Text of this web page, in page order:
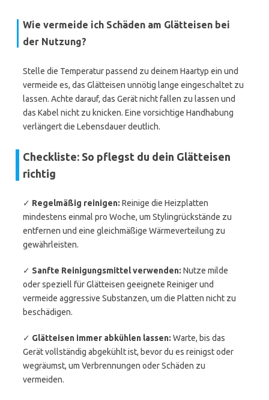
Wie vermeide ich Schäden am Glätteisen bei
der Nutzung?
Stelle die Temperatur passend zu deinem Haartyp ein und
vermeide es, das Glätteisen unnötig lange eingeschaltet zu
lassen. Achte darauf, das Gerät nicht fallen zu lassen und
das Kabel nicht zu knicken. Eine vorsichtige Handhabung
verlängert die Lebensdauer deutlich.
Checkliste: So pflegst du dein Glätteisen
richtig
✓ Regelmäßig reinigen: Reinige die Heizplatten
mindestens einmal pro Woche, um Stylingrückstände zu
entfernen und eine gleichmäßige Wärmeverteilung zu
gewährleisten.
✓ Sanfte Reinigungsmittel verwenden: Nutze milde
oder speziell für Glätteisen geeignete Reiniger und
vermeide aggressive Substanzen, um die Platten nicht zu
beschädigen.
✓ Glätteisen immer abkühlen lassen: Warte, bis das
Gerät vollständig abgekühlt ist, bevor du es reinigst oder
wegräumst, um Verbrennungen oder Schäden zu
vermeiden.